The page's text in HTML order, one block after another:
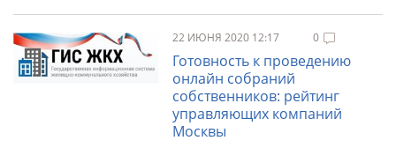
22 ИЮНЯ 2020 12:17 0
Готовность к проведению
онлайн собраний
собственников: рейтинг
управляющих компаний
Москвы